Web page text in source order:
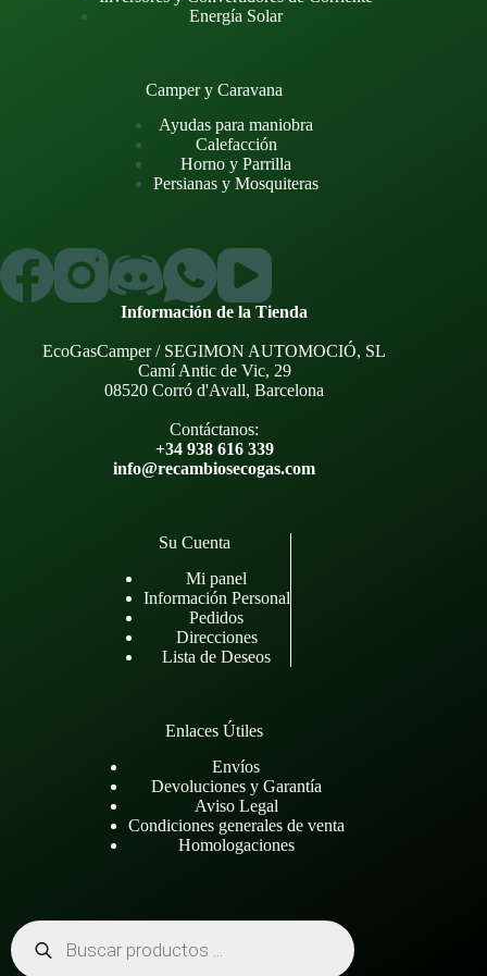
Energía Solar
Camper y Caravana
Ayudas para maniobra
Calefacción
Horno y Parrilla
Persianas y Mosquiteras
Información de la Tienda
EcoGasCamper / SEGIMON AUTOMOCIÓ, SL
Camí Antic de Vic, 29
08520 Corró d'Avall, Barcelona
Contáctanos:
+34 938 616 339
info@recambiosecogas.com
Su Cuenta
Mi panel
Información Personal
Pedidos
Direcciones
Lista de Deseos
Enlaces Útiles
Envíos
Devoluciones y Garantía
Aviso Legal
Condiciones generales de venta
Homologaciones
Búsqueda
de
productos